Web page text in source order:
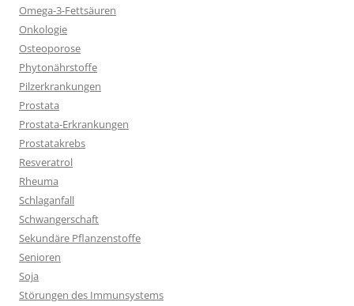
Omega-3-Fettsäuren
Onkologie
Osteoporose
Phytonährstoffe
Pilzerkrankungen
Prostata
Prostata-Erkrankungen
Prostatakrebs
Resveratrol
Rheuma
Schlaganfall
Schwangerschaft
Sekundäre Pflanzenstoffe
Senioren
Soja
Störungen des Immunsystems